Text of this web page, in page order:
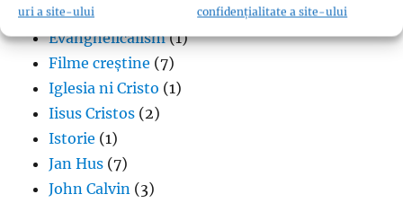
uri a site-ului
confidențialitate a site-ului
Calvinism
Evanghelicalism(1)
Filme creștine (7)
Iglesia ni Cristo (1)
Iisus Cristos (2)
Istorie (1)
Jan Hus (7)
John Calvin (3)